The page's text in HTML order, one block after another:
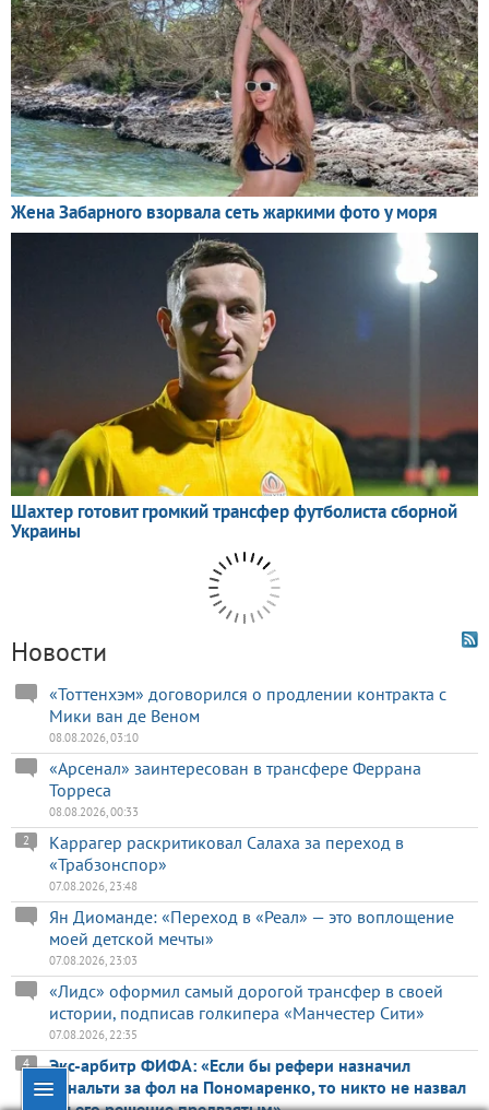
Новости
«Тоттенхэм» договорился о продлении контракта с
Мики ван де Веном
08.08.2026, 03:10
«Арсенал» заинтересован в трансфере Феррана
Торреса
08.08.2026, 00:33
Каррагер раскритиковал Салаха за переход в
«Трабзонспор»
2
07.08.2026, 23:48
Ян Диоманде: «Переход в «Реал» — это воплощение
моей детской мечты»
07.08.2026, 23:03
«Лидс» оформил самый дорогой трансфер в своей
истории, подписав голкипера «Манчестер Сити»
07.08.2026, 22:35
Экс-арбитр ФИФА: «Если бы рефери назначил
пенальти за фол на Пономаренко, то никто не назвал
4